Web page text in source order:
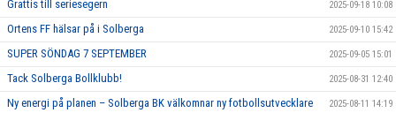
Grattis till seriesegern 2025-09-18 10:08
Ortens FF hälsar på i Solberga 2025-09-10 15:42
SUPER SÖNDAG 7 SEPTEMBER 2025-09-05 15:01
Tack Solberga Bollklubb! 2025-08-31 12:40
Ny energi på planen – Solberga BK välkomnar ny fotbollsutvecklare 2025-08-11 14:19